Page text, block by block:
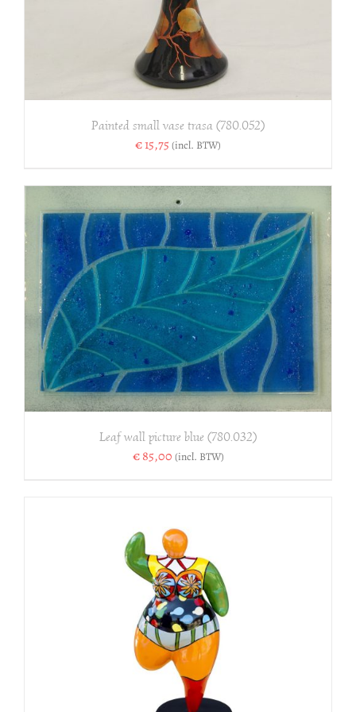
Painted small vase trasa (780.052)
€15,75 (incl. BTW)
Leaf wall picture blue (780.032)
€85,00 (incl. BTW)